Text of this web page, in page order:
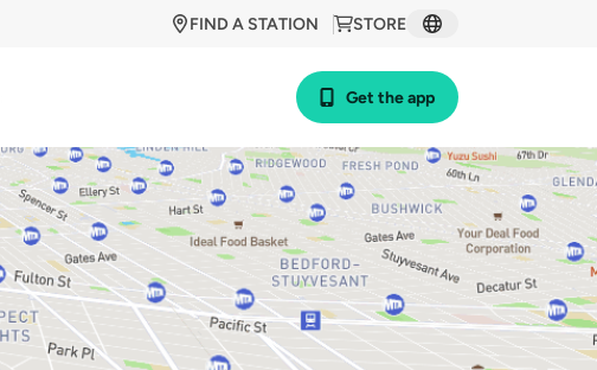
STORE
FIND A STATION
Get the app